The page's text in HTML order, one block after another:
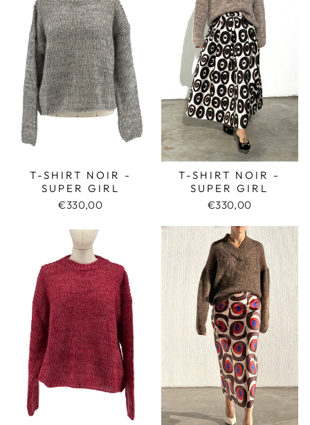
T-SHIRT NOIR -
SUPER GIRL
€330,00
T-SHIRT NOIR -
SUPER GIRL
€330,00